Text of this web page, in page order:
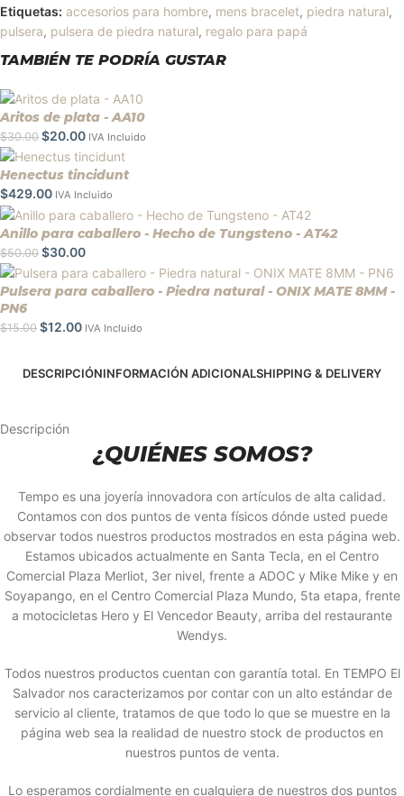
Etiquetas: accesorios para hombre, mens bracelet, piedra natural,
pulsera, pulsera de piedra natural, regalo para papá
TAMBIÉN TE PODRÍA GUSTAR
Aritos de plata - AA10
$30.00 $20.00 IVA Incluido
Henectus tincidunt
$429.00 IVA Incluido
Anillo para caballero - Hecho de Tungsteno - AT42
$50.00 $30.00
Pulsera para caballero - Piedra natural - ONIX MATE 8MM -
PN6
$15.00 $12.00 IVA Incluido
DESCRIPCIÓNINFORMACIÓN ADICIONALSHIPPING & DELIVERY
Descripción
¿QUIÉNES SOMOS?
Tempo es una joyería innovadora con artículos de alta calidad.
Contamos con dos puntos de venta físicos dónde usted puede
observar todos nuestros productos mostrados en esta página web.
Estamos ubicados actualmente en Santa Tecla, en el Centro
Comercial Plaza Merliot, 3er nivel, frente a ADOC y Mike Mike y en
Soyapango, en el Centro Comercial Plaza Mundo, 5ta etapa, frente
a motocicletas Hero y El Vencedor Beauty, arriba del restaurante
Wendys.
Todos nuestros productos cuentan con garantía total. En TEMPO El
Salvador nos caracterizamos por contar con un alto estándar de
servicio al cliente, tratamos de que todo lo que se muestre en la
página web sea la realidad de nuestro stock de productos en
nuestros puntos de venta.
Lo esperamos cordialmente en cualquiera de nuestros dos puntos